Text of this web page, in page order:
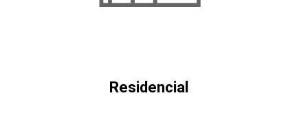
Residencial